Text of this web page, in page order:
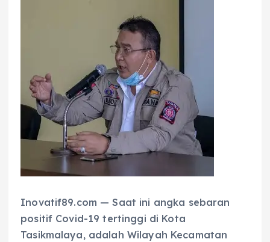
Inovatif89.com — Saat ini angka sebaran
positif Covid-19 tertinggi di Kota
Tasikmalaya, adalah Wilayah Kecamatan